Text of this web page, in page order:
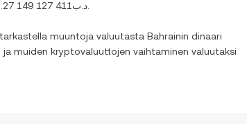
.د.ب27 149 127 411
muuntoja valuutasta Bahrainin dinaari
ja muiden kryptovaluuttojen vaihtaminen valuutaksi